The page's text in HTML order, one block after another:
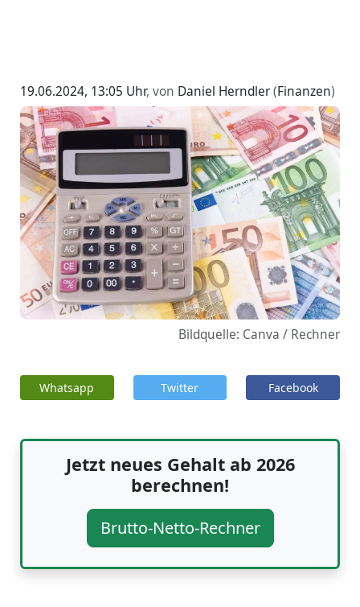
19.06.2024, 13:05 Uhr, von Daniel Herndler(Finanzen)
Bildquelle: Canva / Rechner
Whatsapp Twitter Facebook
Jetzt neues Gehalt ab 2026
berechnen!
Brutto-Netto-Rechner